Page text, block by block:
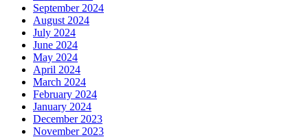
September 2024
August 2024
July 2024
June 2024
May 2024
April 2024
March 2024
February 2024
January 2024
December 2023
November 2023